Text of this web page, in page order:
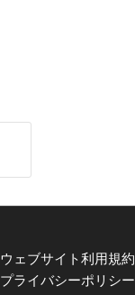
ウェブサイト利用規約
プライバシーポリシー